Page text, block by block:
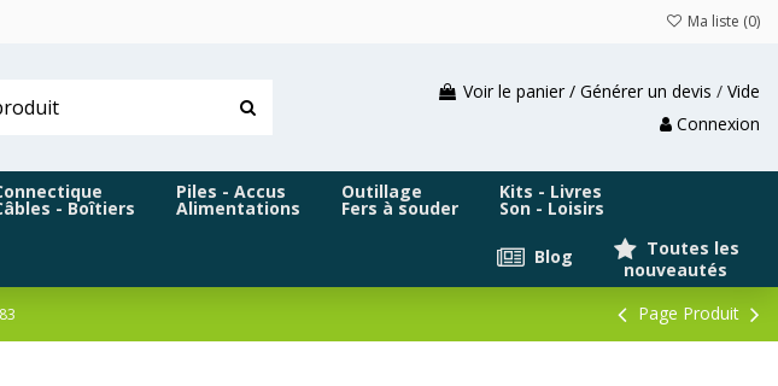
Ma liste (0)
Voir le panier / Générer un devis / Vide
Connexion
- Boîtiers
Piles - Accus
Alimentations
Outillage
Fers à souder
Kits - Livres
Son - Loisirs
Toutes les
nouveautés
Blog
Page Produit